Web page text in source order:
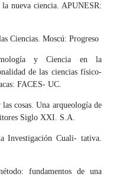
nueva ciencia. APUNESR:
Ciencias. Moscú: Progreso
y Ciencia en la
de las ciencias físico-
FACES- UC.
cosas. Una arqueología de
Siglo XXI. S.A.
Investigación Cuali- tativa.
fundamentos de una